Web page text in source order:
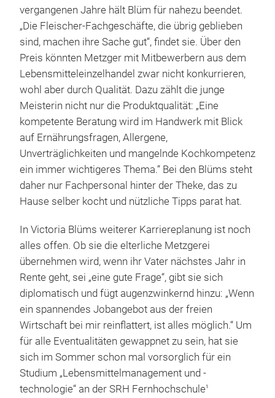
vergangenen Jahre hält Blüm für nahezu beendet.
„Die Fleischer-Fachgeschäfte, die übrig geblieben
sind, machen ihre Sache gut“, findet sie. Über den
Preis könnten Metzger mit Mitbewerbern aus dem
Lebensmitteleinzelhandel zwar nicht konkurrieren,
wohl aber durch Qualität. Dazu zählt die junge
Meisterin nicht nur die Produktqualität: „Eine
kompetente Beratung wird im Handwerk mit Blick
auf Ernährungsfragen, Allergene,
Unverträglichkeiten und mangelnde Kochkompetenz
ein immer wichtigeres Thema.“ Bei den Blüms steht
daher nur Fachpersonal hinter der Theke, das zu
Hause selber kocht und nützliche Tipps parat hat.
In Victoria Blüms weiterer Karriereplanung ist noch
alles offen. Ob sie die elterliche Metzgerei
übernehmen wird, wenn ihr Vater nächstes Jahr in
Rente geht, sei „eine gute Frage“, gibt sie sich
diplomatisch und fügt augenzwinkernd hinzu: „Wenn
ein spannendes Jobangebot aus der freien
Wirtschaft bei mir reinflattert, ist alles möglich.“ Um
für alle Eventualitäten gewappnet zu sein, hat sie
sich im Sommer schon mal vorsorglich für ein
Studium „Lebensmittelmanagement und -
technologie“ an der SRH Fernhochschule1